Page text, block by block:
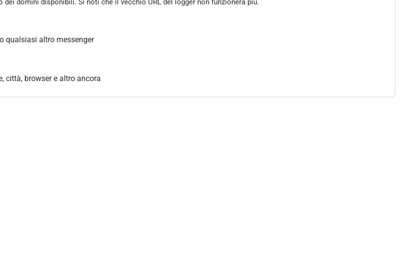
domini disponibili. Si noti che il vecchio URL del logger non funzionerà più.
qualsiasi altro messenger
città, browser e altro ancora